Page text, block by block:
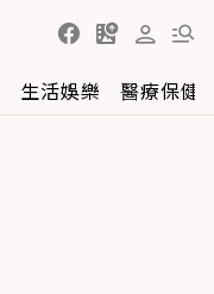
生活娛樂 醫療保健